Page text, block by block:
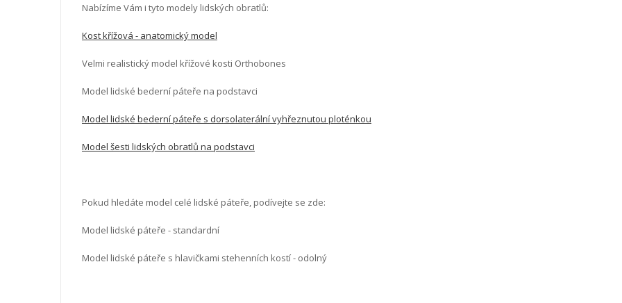
Nabízíme Vám i tyto modely lidských obratlů:
Kost křížová - anatomický model
Velmi realistický model křížové kosti Orthobones
Model lidské bederní páteře na podstavci
Model lidské bederní páteře s dorsolaterální vyhřeznutou ploténkou
Model šesti lidských obratlů na podstavci
Pokud hledáte model celé lidské páteře, podívejte se zde:
Model lidské páteře - standardní
Model lidské páteře s hlavičkami stehenních kostí - odolný